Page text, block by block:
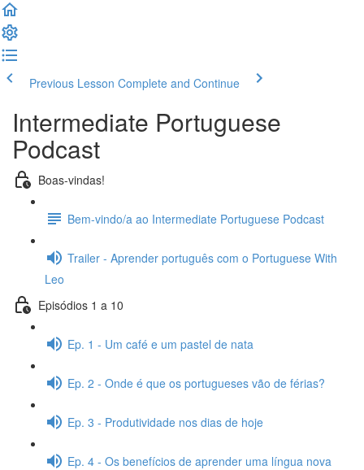
Previous Lesson Complete and Continue
Intermediate Portuguese
Podcast
Boas-vindas!
Bem-vindo/a ao Intermediate Portuguese Podcast
Trailer - Aprender português com o Portuguese With
Leo
Episódios 1 a 10
Ep. 1 - Um café e um pastel de nata
Ep. 2 - Onde é que os portugueses vão de férias?
Ep. 3 - Produtividade nos dias de hoje
Ep. 4 - Os benefícios de aprender uma língua nova